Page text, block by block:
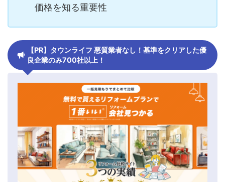
価格を知る重要性
【PR】タウンライフ 悪質業者なし！基準をクリアした優
良企業のみ700社以上！